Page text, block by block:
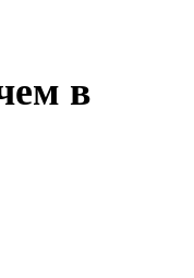
в